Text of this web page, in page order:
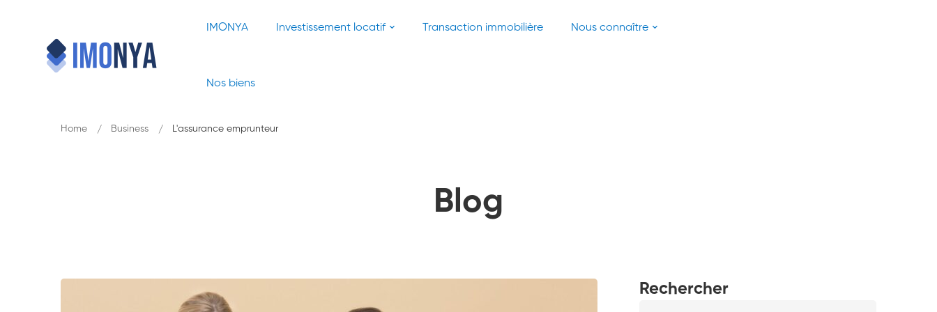
IMONYA Investissement locatif Transaction immobilière Nous connaître
Nos biens
Blog
Home Business L'assurance emprunteur
Rechercher